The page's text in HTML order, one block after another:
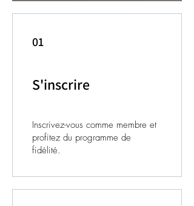
01
S'inscrire
Inscrivez-vous comme membre et
profitez du programme de
fidélité.